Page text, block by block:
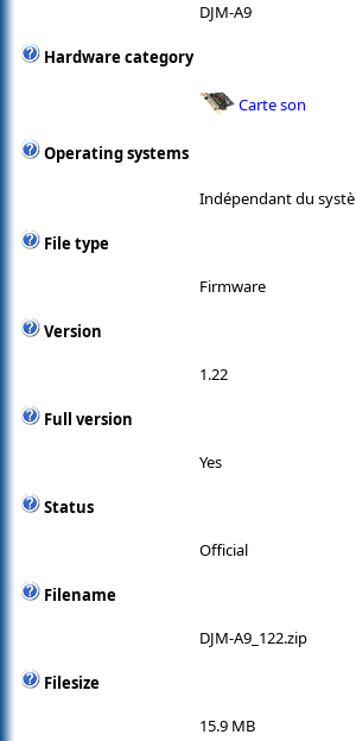
DJM-A9
Hardware category
Carte son
Operating systems
Indépendant du
File type
Firmware
Version
1.22
Full version
Yes
Status
Official
Filename
DJM-A9_122.zip
Filesize
15.9 MB